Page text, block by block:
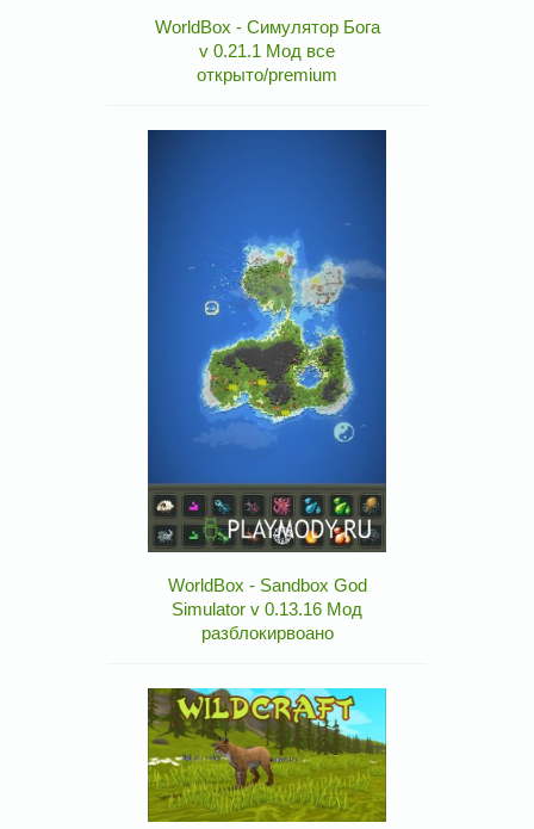
WorldBox - Симулятор Бога
v 0.21.1 Мод все
открыто/premium
WorldBox - Sandbox God
Simulator v 0.13.16 Мод
разблокирвоано